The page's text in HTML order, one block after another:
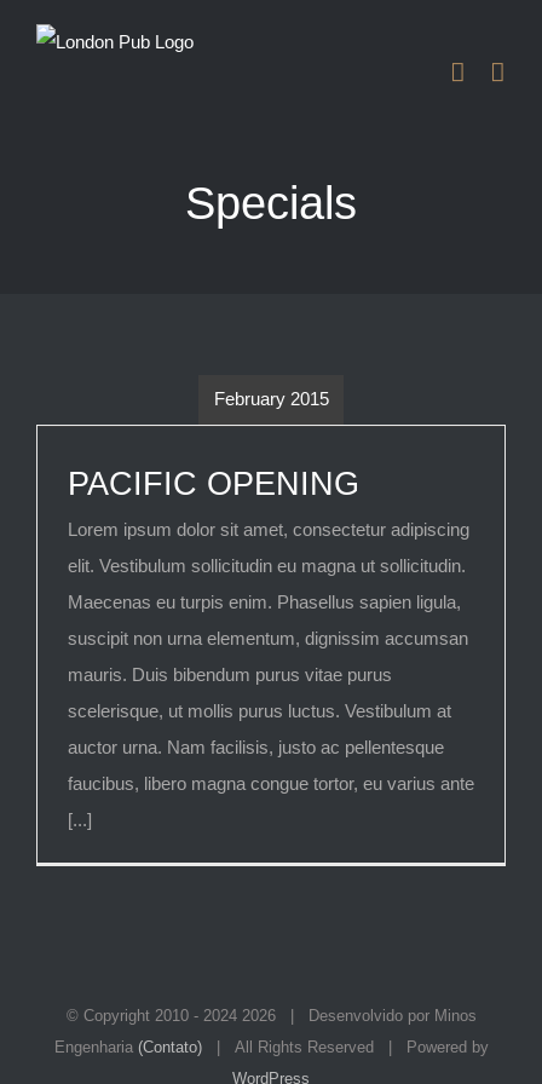
Specials
February 2015
PACIFIC OPENING
Lorem ipsum dolor sit amet, consectetur adipiscing
elit. Vestibulum sollicitudin eu magna ut sollicitudin.
Maecenas eu turpis enim. Phasellus sapien ligula,
suscipit non urna elementum, dignissim accumsan
mauris. Duis bibendum purus vitae purus
scelerisque, ut mollis purus luctus. Vestibulum at
auctor urna. Nam facilisis, justo ac pellentesque
faucibus, libero magna congue tortor, eu varius ante
[...]
© Copyright 2010 - 2024 2026 | Desenvolvido por Minos
Engenharia (Contato)| All Rights Reserved | Powered by
WordPress